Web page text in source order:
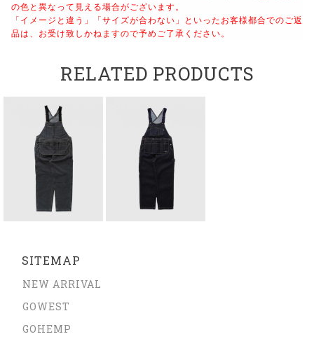
の色と異なって見える場合がございます。
「イメージと違う」「サイズが合わない」といったお客様都合でのご返
品は、お受け致しかねますので予めご了承ください。
RELATED PRODUCTS
SITEMAP
NEW ARRIVAL
GOWEST
GOHEMP